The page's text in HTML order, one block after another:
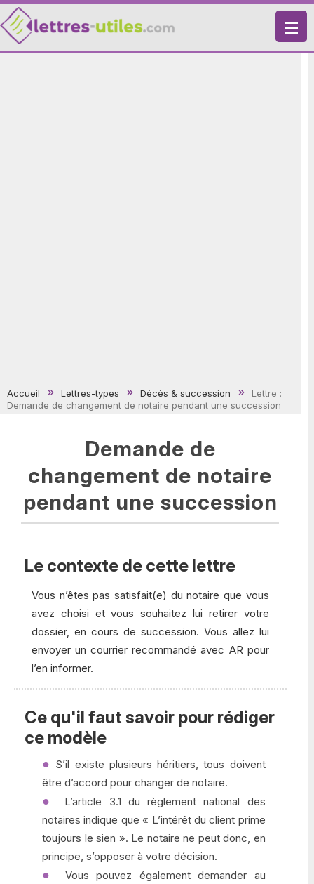
X
Accueil Lettres-types Décès & succession
Lettre :
Demande de changement de notaire pendant une succession
Demande de
changement de notaire
pendant une succession
Le contexte de cette lettre
Vous n’êtes pas satisfait(e) du notaire que vous
avez choisi et vous souhaitez lui retirer votre
dossier, en cours de succession. Vous allez lui
envoyer un courrier recommandé avec AR pour
l’en informer.
Ce qu'il faut savoir pour rédiger
ce modèle
S’il existe plusieurs héritiers, tous doivent
être d’accord pour changer de notaire.
L’article 3.1 du règlement national des
notaires indique que « L’intérêt du client prime
toujours le sien ». Le notaire ne peut donc, en
principe, s’opposer à votre décision.
Vous pouvez également demander au